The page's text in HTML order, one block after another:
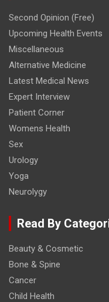
Second Opinion (Free)
Upcoming Health Events
Miscellaneous
Alternative Medicine
Latest Medical News
Expert Interview
Patient Corner
Womens Health
Sex
Urology
Yoga
Neurolygy
Read By
Beauty & Cosmetic
Bone & Spine
Cancer
Child Health